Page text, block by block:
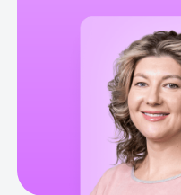
Алиса
Репетиторы
Я очень-очень
в последнем классе
Хоть и была
боялась, что
будут огорчены.